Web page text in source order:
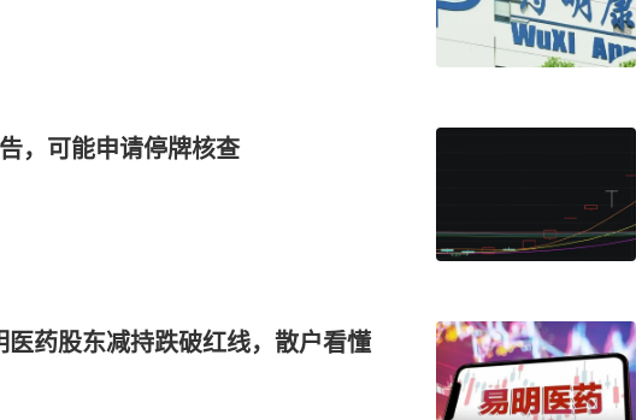
，可能申请停牌核查
医药股东减持跌破红线，散户看懂